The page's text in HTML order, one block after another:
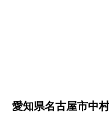
愛知県名古屋市中